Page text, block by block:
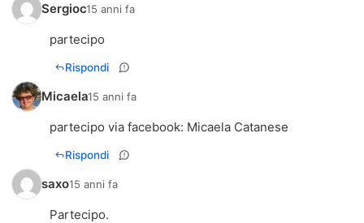
Sergioc15 anni fa
partecipo
Rispondi
Micaela15 anni fa
partecipo via facebook: Micaela Catanese
Rispondi
saxo15 anni fa
Partecipo.